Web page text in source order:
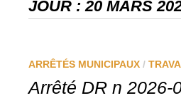
JOUR :20 MARS
ARRÊTÉS MUNICIPAUX /
Arrêté DR n 2026-